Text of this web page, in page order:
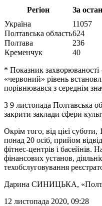
Регіон За
Україна
11057
Полтавська область624
Полтава
236
Кременчук
40
* Показник захворюваності
«червоний» рівень
порівнювався з середнім
З 9 листопада Полтавська
закрити заклади сфери
Окрім того, від цієї суботи,
понад 20 осіб, прийом
фітнес-центрів і басейнів.
фінансових установ,
техобслуговування
Дарина СИНИЦЬКА,
12 листопада 2020, 09:28